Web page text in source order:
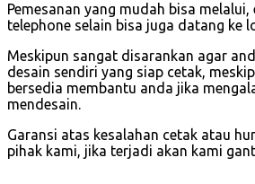
Pemesanan yang mudah bisa melalui,
telephone selain bisa juga datang ke
Meskipun sangat disarankan agar
desain sendiri yang siap cetak,
bersedia membantu anda jika
mendesain.
Garansi atas kesalahan cetak atau
pihak kami, jika terjadi akan kami